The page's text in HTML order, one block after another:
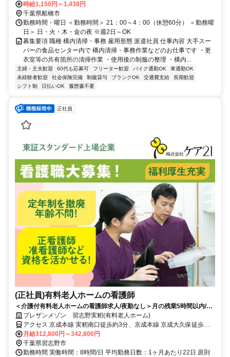
分） ・JR「津田沼」駅・京成本線「京成津田沼」駅から無料送迎バ
スあり （出張所発～津田沼・京成津田沼着もあります） ★送迎バス
の詳細はURLをご確認ください。 → https://x.gd/HRFxa
時給1,150円～1,438円
千葉県船橋市
勤務時間・曜日 ＜勤務時間＞ 21：00～4：00（休憩60分） ＜勤務曜
日＞ 日・火・木・金の夜 ※週2日～OK
募集要項 職種 構内清掃・事務 雇用形態 派遣社員 仕事内容 大手スー
パーの食品センター内で 構内清掃・事務作業などのお仕事です ・更
衣室等の共有箇所の清掃作業 ・使用後の制服の整理 ・構内...
主婦・主夫歓迎 60代も応募可 フリーター歓迎 バイク通勤OK
車通勤OK
未経験者歓迎
社会保険完備 制服貸与 ブランクOK 交通費支給
長期歓迎
シフト制
日払いOK 履歴書不要
正社員
(正社員)有料老人ホームの看護師
＜介護付有料老人ホームの看護師求人/夜勤なし＞月の残業5時間以内/働
きやすい環境で長く働ける◎ケア21の高齢者施設で看護職としてスキル
を活かしませんか？
プレザンメゾン 習志野実籾(有料老人ホーム)
アクセス 京成本線 実籾南口徒歩約3分、京成本線 京成大久保徒歩約
28分、京成本線 八千代台西口徒歩約38分 京成本線「実籾」駅から徒
歩約4分
月給312,800円～342,800円
千葉県習志野市
勤務時間 実働時間：8時間/日 平均勤務日数：1ヶ月あたり22日 原則